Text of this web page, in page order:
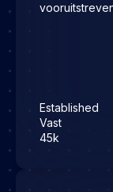
Established
Vast
45k